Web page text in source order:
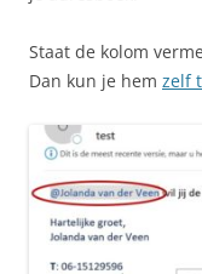
Staat de kolom
Dan kun je hem zelf